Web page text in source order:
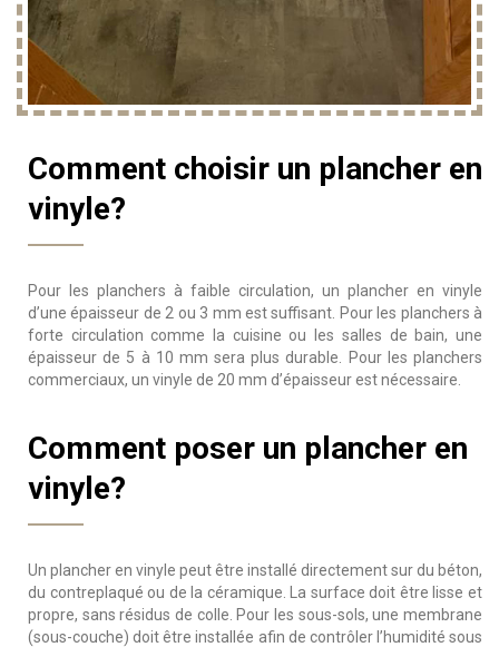
Comment choisir un plancher en
vinyle?
Pour les planchers à faible circulation, un plancher en vinyle
d’une épaisseur de 2 ou 3 mm est suffisant. Pour les planchers à
forte circulation comme la cuisine ou les salles de bain, une
épaisseur de 5 à 10 mm sera plus durable. Pour les planchers
commerciaux, un vinyle de 20 mm d’épaisseur est nécessaire.
Comment poser un plancher en
vinyle?
Un plancher en vinyle peut être installé directement sur du béton,
du contreplaqué ou de la céramique. La surface doit être lisse et
propre, sans résidus de colle. Pour les sous-sols, une membrane
(sous-couche) doit être installée afin de contrôler l’humidité sous